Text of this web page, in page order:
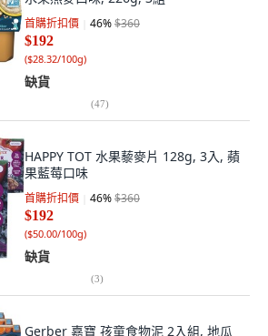
首購折扣價 46%$360
$192
($28.32/100g)
缺貨
(47)
HAPPY TOT 水果藜麥片 128g, 3入, 蘋
果藍莓口味
首購折扣價 46%$360
$192
($50.00/100g)
缺貨
(3)
Gerber 嘉寶 孩童食物泥 2入組, 地瓜